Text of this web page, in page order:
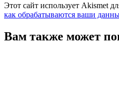
Этот сайт использует Akismet
как обрабатываются ваши
Вам также может